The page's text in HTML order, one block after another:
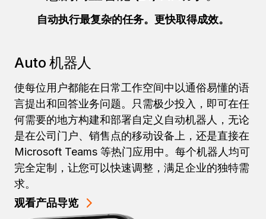
自动执行最复杂的任务。更快取得成效。
Auto 机器人
使每位用户都能在日常工作空间中以通俗易懂的语
言提出和回答业务问题。只需极少投入，即可在任
何需要的地方构建和部署自定义自动机器人，无论
是在公司门户、销售点的移动设备上，还是直接在
Microsoft Teams 等热门应用中。每个机器人均可
完全定制，让您可以快速调整，满足企业的独特需
求。
观看产品导览